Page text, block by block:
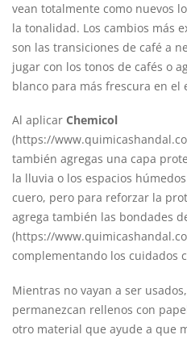
vean totalmente como nuevos
la tonalidad. Los cambios más
son las transiciones de café a
jugar con los tonos de cafés o
blanco para más frescura en el
Al aplicar Chemicol
(https://
también agregas una capa
la lluvia o los espacios
cuero, pero para reforzar la
agrega también las bondades
(https://
complementando los cuidados
Mientras no vayan a ser
permanezcan rellenos con
otro material que ayude a que